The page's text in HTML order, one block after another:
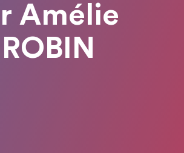
Amélie
ROBIN